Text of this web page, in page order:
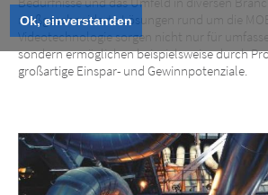
Ok, einverstanden
Industrie &
maßgeschneiderte Lösungen rund um die
Videotechnologie sorgen nicht nur für
sondern ermöglichen beispielsweise durch
großartige Einspar- und Gewinnpotenziale.